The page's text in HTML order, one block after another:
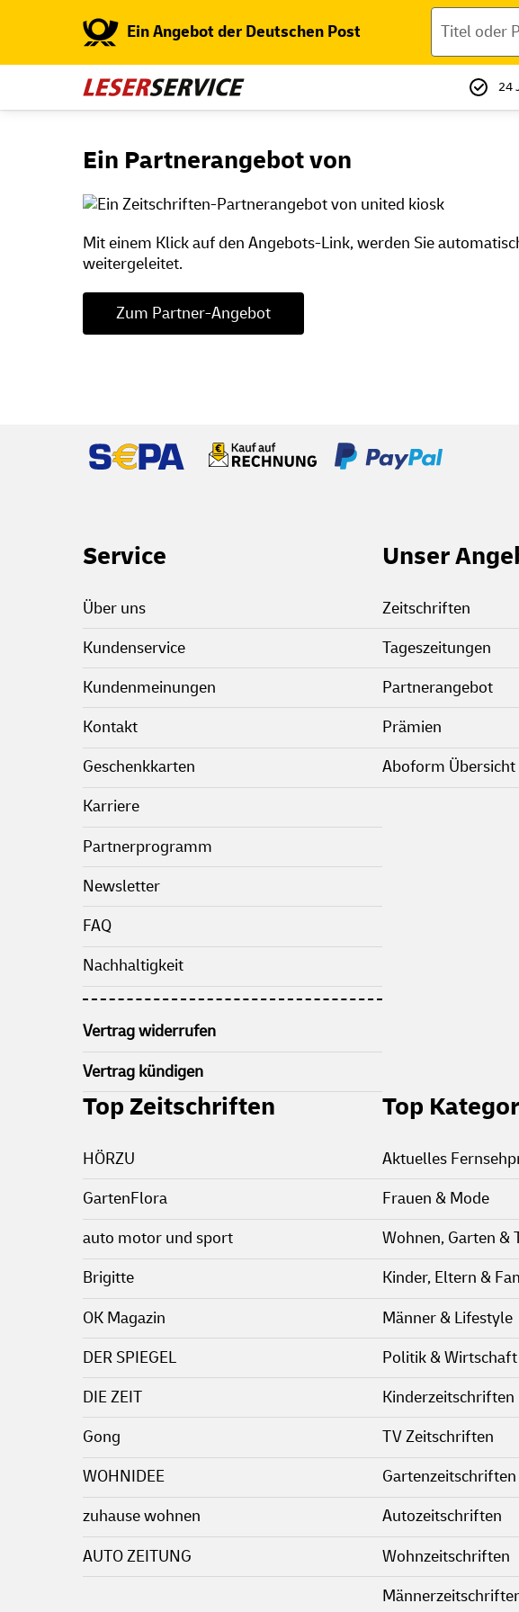
Ein Angebot der Deutschen Post
24
Ein Partnerangebot von
Mit einem Klick auf den Angebots-Link, werden Sie
weitergeleitet.
Zum Partner-Angebot
Footer Links
Service
Über uns
Kundenservice
Kundenmeinungen
Kontakt
Geschenkkarten
Karriere
Partnerprogramm
Newsletter
FAQ
Nachhaltigkeit
Vertrag widerrufen
Vertrag kündigen
Unser
Zeitschriften
Tageszeitungen
Partnerangebot
Prämien
Aboform Übersicht
Top Zeitschriften
HÖRZU
GartenFlora
auto motor und sport
Brigitte
OK Magazin
DER SPIEGEL
DIE ZEIT
Gong
WOHNIDEE
zuhause wohnen
AUTO ZEITUNG
Top
Aktuelles
Frauen & Mode
Wohnen, Garten &
Kinder, Eltern &
Männer & Lifestyle
Politik & Wirtschaft
Kinderzeitschriften
TV Zeitschriften
Gartenzeitschriften
Autozeitschriften
Wohnzeitschriften